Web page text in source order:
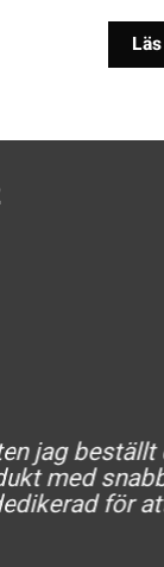
jag
med
för